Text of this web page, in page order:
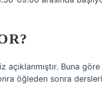
Buna
öğleden sonra